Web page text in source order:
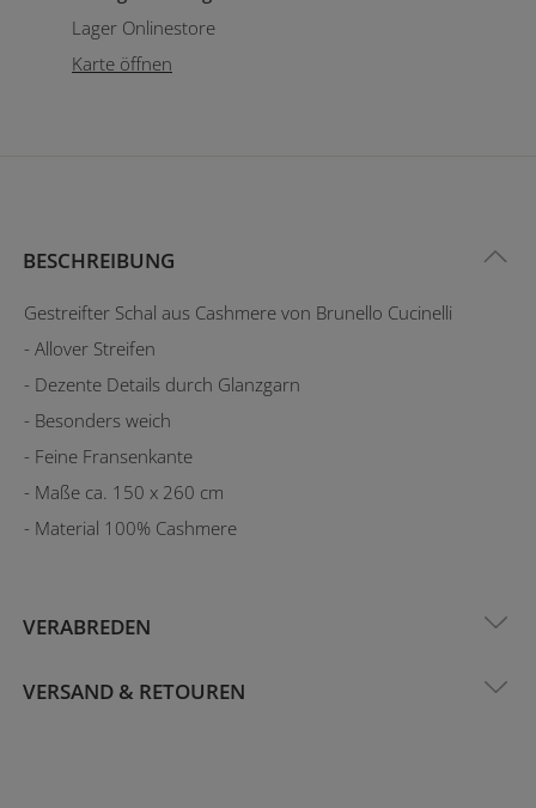
Lager Onlinestore
Karte öffnen
BESCHREIBUNG
Gestreifter Schal aus Cashmere von Brunello Cucinelli
- Allover Streifen
- Dezente Details durch Glanzgarn
- Besonders weich
- Feine Fransenkante
- Maße ca. 150 x 260 cm
- Material 100% Cashmere
VERABREDEN
VERSAND & RETOUREN